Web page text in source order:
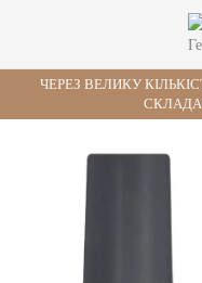
ЧЕРЕЗ ВЕЛИКУ